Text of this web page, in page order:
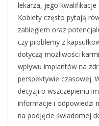
lekarza, jego
Kobiety często pytają
zabiegiem oraz
czy problemy z
dotyczą możliwości
wpływu implantów na
perspektywie czasowej.
decyzji o wszczepieniu
informacje i odpowiedzi
na podjęcie świadomej